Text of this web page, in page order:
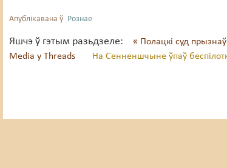
Апублікавана ў Рознае
Яшчэ ў гэтым разьдзеле:
« Полацкі суд
Media у Threads
На Сенненшчыне ўпаў